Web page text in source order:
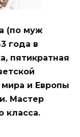
(по муж
года в
пятикратная
и Европы
Мастер
класса.